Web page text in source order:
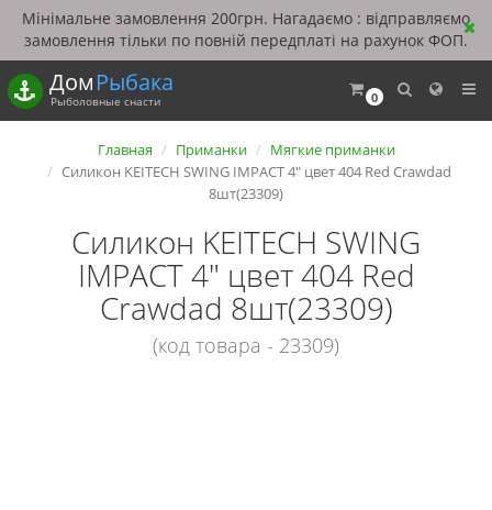
Мінімальне замовлення 200грн. Нагадаємо : відправляємо
замовлення тільки по повній передплаті на рахунок ФОП.
0
ДомРыбака
Рыболовные снасти
Главная Приманки
Мягкие приманки
Силикон KEITECH SWING IMPACT 4" цвет 404 Red Crawdad
8шт(23309)
Силикон KEITECH SWING
IMPACT 4" цвет 404 Red
Crawdad 8шт(23309)
(код товара - 23309)